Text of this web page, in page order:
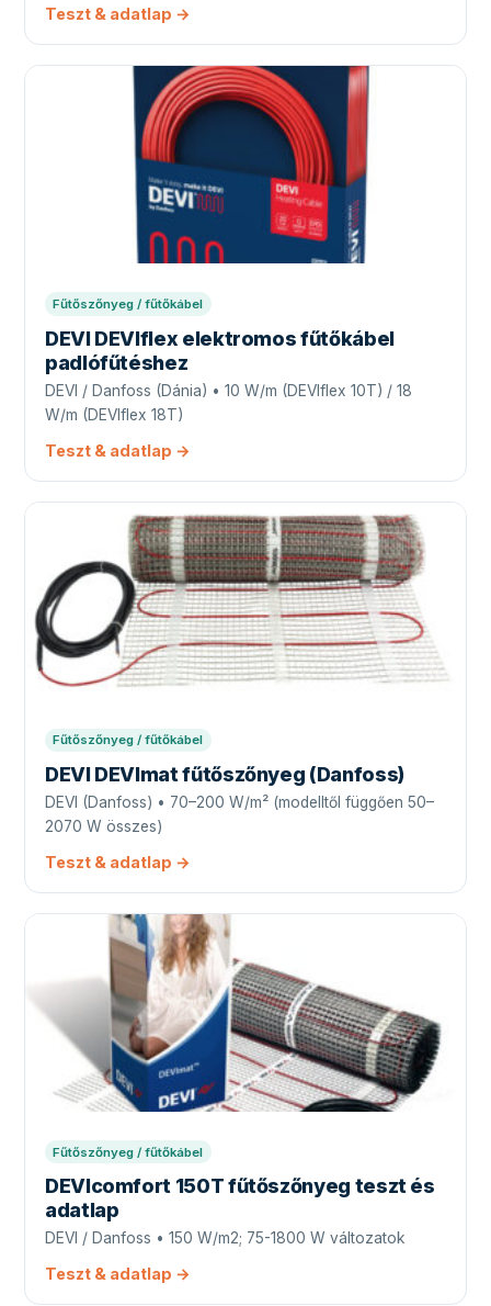
Teszt & adatlap →
Fűtőszőnyeg / fűtőkábel
DEVI DEVIflex elektromos fűtőkábel
padlófűtéshez
DEVI / Danfoss (Dánia) • 10 W/m (DEVIflex 10T) / 18
W/m (DEVIflex 18T)
Teszt & adatlap →
Fűtőszőnyeg / fűtőkábel
DEVI DEVImat fűtőszőnyeg (Danfoss)
DEVI (Danfoss) • 70–200 W/m² (modelltől függően 50–
2070 W összes)
Teszt & adatlap →
Fűtőszőnyeg / fűtőkábel
DEVIcomfort 150T fűtőszőnyeg teszt és
adatlap
DEVI / Danfoss • 150 W/m2; 75-1800 W változatok
Teszt & adatlap →